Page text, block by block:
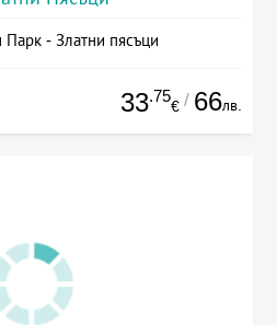
Парк - Златни пясъци
33.75
€ / 66лв.